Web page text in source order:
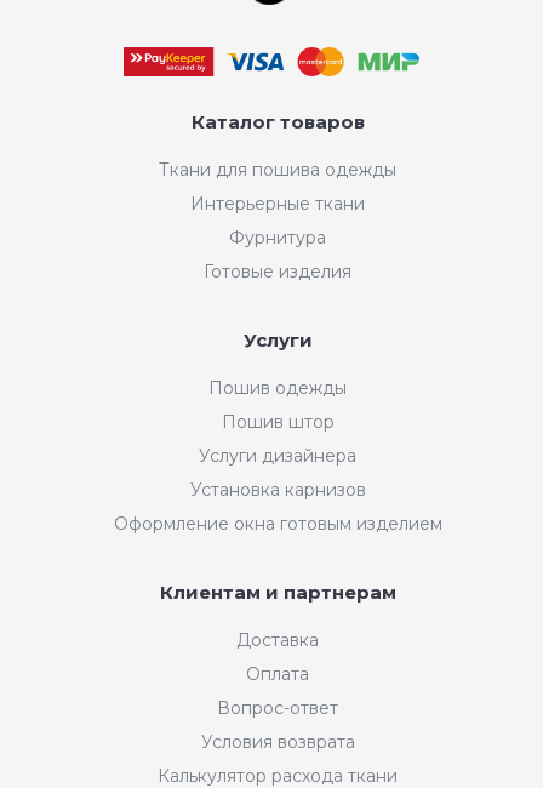
Каталог товаров
Ткани для пошива одежды
Интерьерные ткани
Фурнитура
Готовые изделия
Услуги
Пошив одежды
Пошив штор
Услуги дизайнера
Установка карнизов
Оформление окна готовым изделием
Клиентам и партнерам
Доставка
Оплата
Вопрос-ответ
Условия возврата
Калькулятор расхода ткани